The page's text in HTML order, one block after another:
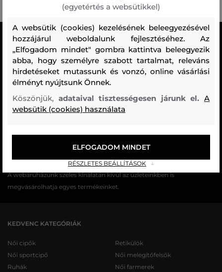
MINDEN RAKTÁRON
A webáruházban lévő összes áru raktáron van.
AZ EREDETISÉG GARANCIÁJA
Cégünk több évtizedes értékesítési múlttal rendelkezik
Magyarországon. Nálunk mindig 100%-ban eredeti terméket vásárol.
17 ÜZLET MAGYARORSZÁGON
A webáruházunk széles kínálatán kívül az üzleteinkben is
megvásárolhatja egyes termékeinket.
KEDVENC KATEGÓRIÁK
Női cipők
Női sportcipő
Ruhák
Retikülök
Női melegítőfelsők
Női farmerek
(egyetértés a websütikkel)
A websütik (cookies) kezelésének beleegyezésével
hozzájárul weboldalunk fejlesztéséhez. Az
„Elfogadom mindet" gombra kattintva beleegyezik
abba, hogy személyre szabott tartalmat, releváns
hirdetéseket mutassunk és vonzó, online vásárlási
élményt nyújtsunk Önnek.
Köszönjük, adataival tisztességesen járunk el.A
websütik (cookies) használata
RÉSZLETES BEÁLLÍTÁSOK
ELFOGADOM MINDET